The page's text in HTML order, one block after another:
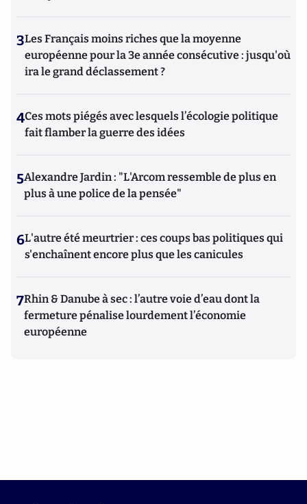
3Les Français moins riches que la moyenne
européenne pour la 3e année consécutive : jusqu'où
ira le grand déclassement ?
4Ces mots piégés avec lesquels l’écologie politique
fait flamber la guerre des idées
5Alexandre Jardin : "L'Arcom ressemble de plus en
plus à une police de la pensée"
6L'autre été meurtrier : ces coups bas politiques qui
s'enchaînent encore plus que les canicules
7Rhin & Danube à sec : l’autre voie d’eau dont la
fermeture pénalise lourdement l’économie
européenne